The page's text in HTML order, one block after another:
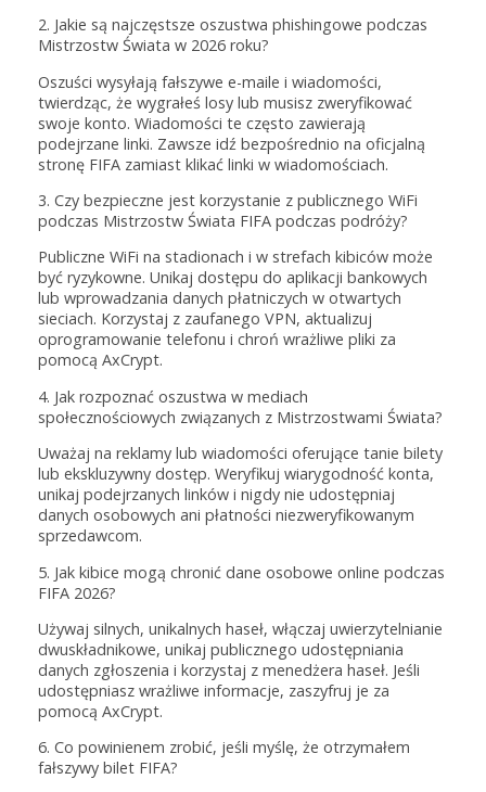
2. Jakie są najczęstsze oszustwa phishingowe podczas
Mistrzostw Świata w 2026 roku?
Oszuści wysyłają fałszywe e-maile i wiadomości,
twierdząc, że wygrałeś losy lub musisz zweryfikować
swoje konto. Wiadomości te często zawierają
podejrzane linki. Zawsze idź bezpośrednio na oficjalną
stronę FIFA zamiast klikać linki w wiadomościach.
3. Czy bezpieczne jest korzystanie z publicznego WiFi
podczas Mistrzostw Świata FIFA podczas podróży?
Publiczne WiFi na stadionach i w strefach kibiców może
być ryzykowne. Unikaj dostępu do aplikacji bankowych
lub wprowadzania danych płatniczych w otwartych
sieciach. Korzystaj z zaufanego VPN, aktualizuj
oprogramowanie telefonu i chroń wrażliwe pliki za
pomocą AxCrypt.
4. Jak rozpoznać oszustwa w mediach
społecznościowych związanych z Mistrzostwami Świata?
Uważaj na reklamy lub wiadomości oferujące tanie bilety
lub ekskluzywny dostęp. Weryfikuj wiarygodność konta,
unikaj podejrzanych linków i nigdy nie udostępniaj
danych osobowych ani płatności niezweryfikowanym
sprzedawcom.
5. Jak kibice mogą chronić dane osobowe online podczas
FIFA 2026?
Używaj silnych, unikalnych haseł, włączaj uwierzytelnianie
dwuskładnikowe, unikaj publicznego udostępniania
danych zgłoszenia i korzystaj z menedżera haseł. Jeśli
udostępniasz wrażliwe informacje, zaszyfruj je za
pomocą AxCrypt.
6. Co powinienem zrobić, jeśli myślę, że otrzymałem
fałszywy bilet FIFA?